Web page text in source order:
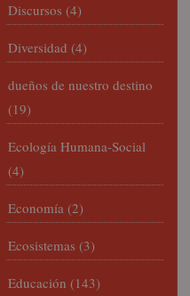
Discursos (4)
Diversidad (4)
dueños de nuestro destino
(19)
Ecología Humana-Social
(4)
Economía (2)
Ecosistemas (3)
Educación (143)